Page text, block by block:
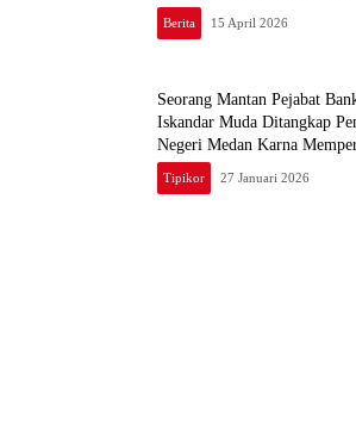
Berita 15 April 2026
Seorang Mantan Pejabat
Iskandar Muda Ditangkap
Negeri Medan Karna
Perkara Tipikor
Tipikor 27 Januari 2026